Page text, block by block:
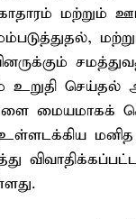
மற்றும்
செய்தல்
மையமாகக்
மனித